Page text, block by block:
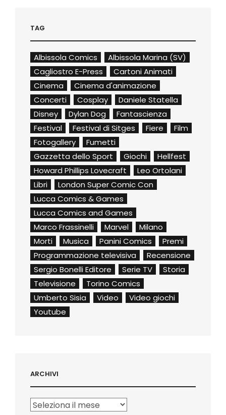
TAG
Albissola Comics
Albissola Marina (SV)
Cagliostro E-Press
Cartoni Animati
Cinema
Cinema d'animazione
Concerti
Cosplay
Daniele Statella
Disney
Dylan Dog
Fantascienza
Festival
Festival di Sitges Fiere
Film
Fotogallery
Fumetti
Gazzetta dello Sport
Giochi
Hellfest
Howard Phillips Lovecraft
Leo Ortolani
Libri
London Super Comic Con
Lucca Comics & Games
Lucca Comics and Games
Marco Frassinelli
Marvel
Milano
Morti
Musica Panini Comics
Premi
Programmazione televisiva
Recensione
Sergio Bonelli Editore
Serie TV
Storia
Televisione
Torino Comics
Umberto Sisia
Video
Video giochi
Youtube
ARCHIVI
Archivi